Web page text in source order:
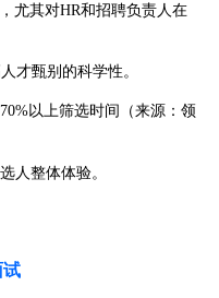
尤其对HR和招聘负责人在
才甄别的科学性。
以上筛选时间（来源：领
人整体体验。
试